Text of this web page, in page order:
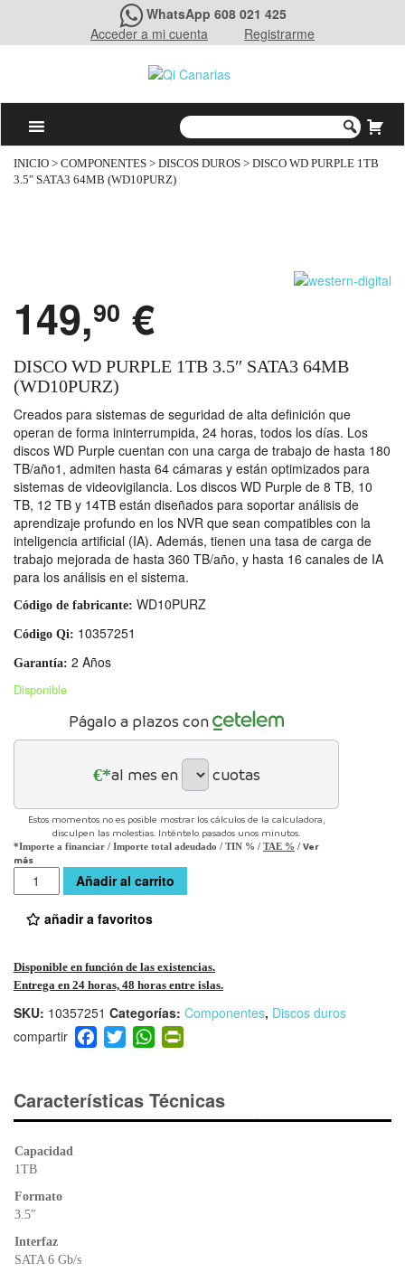
WhatsApp 608 021 425
Acceder a mi cuenta
Registrarme
INICIO > COMPONENTES > DISCOS DUROS > DISCO WD PURPLE 1TB
3.5″ SATA3 64MB (WD10PURZ)
149,90 €
DISCO WD PURPLE 1TB 3.5″ SATA3 64MB
(WD10PURZ)
Creados para sistemas de seguridad de alta definición que
operan de forma ininterrumpida, 24 horas, todos los días. Los
discos WD Purple cuentan con una carga de trabajo de hasta 180
TB/año1, admiten hasta 64 cámaras y están optimizados para
sistemas de videovigilancia. Los discos WD Purple de 8 TB, 10
TB, 12 TB y 14TB están diseñados para soportar análisis de
aprendizaje profundo en los NVR que sean compatibles con la
inteligencia artificial (IA). Además, tienen una tasa de carga de
trabajo mejorada de hasta 360 TB/año, y hasta 16 canales de IA
para los análisis en el sistema.
Código de fabricante: WD10PURZ
Código Qi: 10357251
Garantía: 2 Años
Disponible
Págalo a plazos con
€*al mes en cuotas
Estos momentos no es posible mostrar los cálculos de la calculadora,
disculpen las molestias. Inténtelo pasados unos minutos.
*Importe a financiar / Importe total adeudado / TIN % / TAE % / Ver
más
Cantidad Añadir al carrito
añadir a favoritos
Disponible en función de las existencias.
Entrega en 24 horas, 48 horas entre islas.
SKU: 10357251 Categorías: Componentes, Discos duros
F
a
e
b
T
wi
er
W
h
s
A
ri
e
Características Técnicas
Capacidad
1TB
Formato
3.5″
Interfaz
SATA 6 Gb/s